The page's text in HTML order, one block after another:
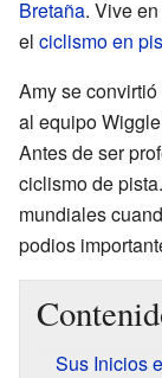
Bretaña. Vive
el ciclismo en
Amy se
al equipo
Antes de ser
ciclismo de
mundiales
podios
Sus Inicios